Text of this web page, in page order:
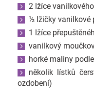
2 lžíce
½ lžičky vanilkové
1 lžíce
vanilkový
horké maliny
několik lístků
ozdobení)